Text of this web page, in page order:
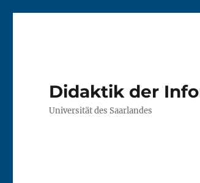
Didaktik der
Universität des Saarlandes